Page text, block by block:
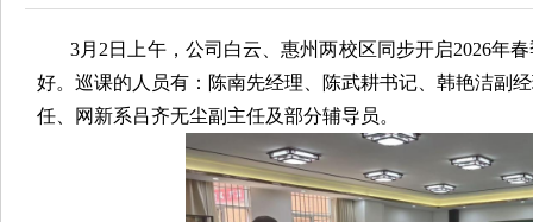
3月2日上午，公司白云、惠州两校区同步开启2026年
好。巡课的人员有：陈南先经理、陈武耕书记、韩艳洁副
任、网新系吕齐无尘副主任及部分辅导员。